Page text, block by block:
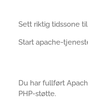
Sett riktig tidssone
Start apache-
Du har fullført
PHP-støtte.